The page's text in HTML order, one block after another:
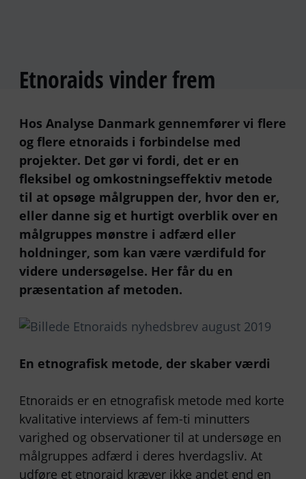
Etnoraids vinder frem
Hos Analyse Danmark gennemfører vi flere
og flere etnoraids i forbindelse med
projekter. Det gør vi fordi, det er en
fleksibel og omkostningseffektiv metode
til at opsøge målgruppen der, hvor den er,
eller danne sig et hurtigt overblik over en
målgruppes mønstre i adfærd eller
holdninger, som kan være værdifuld for
videre undersøgelse. Her får du en
præsentation af metoden.
En etnografisk metode, der skaber værdi
Etnoraids er en etnografisk metode med korte
kvalitative interviews af fem-ti minutters
varighed og observationer til at undersøge en
målgruppes adfærd i deres hverdagsliv. At
udføre et etnoraid kræver ikke andet end en